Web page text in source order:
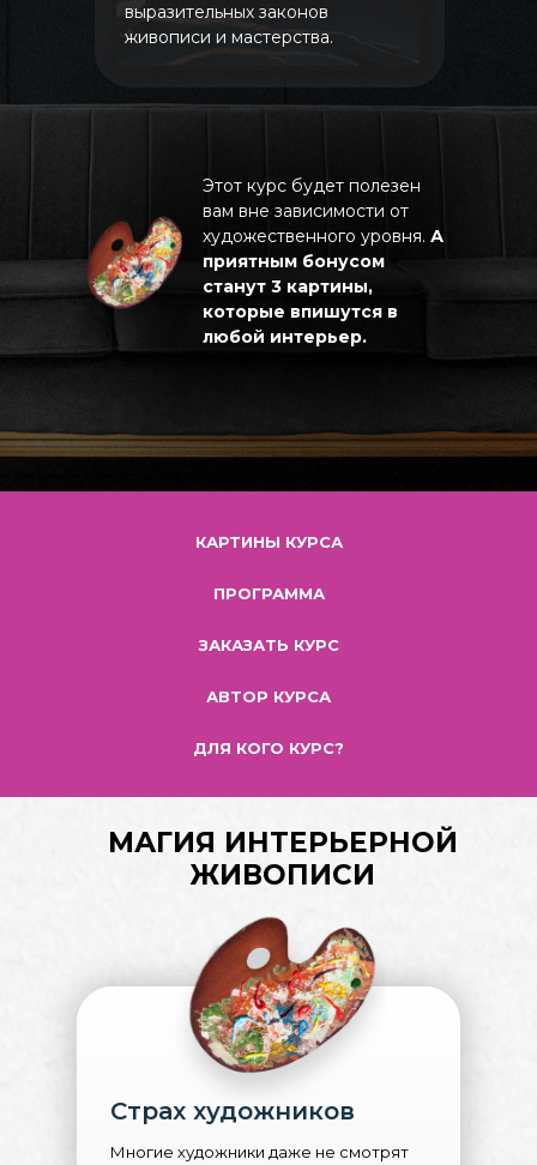
выразительных законов
живописи и мастерства.
Этот курс будет полезен
вам вне зависимости от
художественного уровня. А
приятным бонусом
станут 3 картины,
которые впишутся в
любой интерьер.
КАРТИНЫ КУРСА
ПРОГРАММА
ЗАКАЗАТЬ КУРС
АВТОР КУРСА
ДЛЯ КОГО КУРС?
МАГИЯ ИНТЕРЬЕРНОЙ
ЖИВОПИСИ
Страх художников
Многие художники даже не смотрят